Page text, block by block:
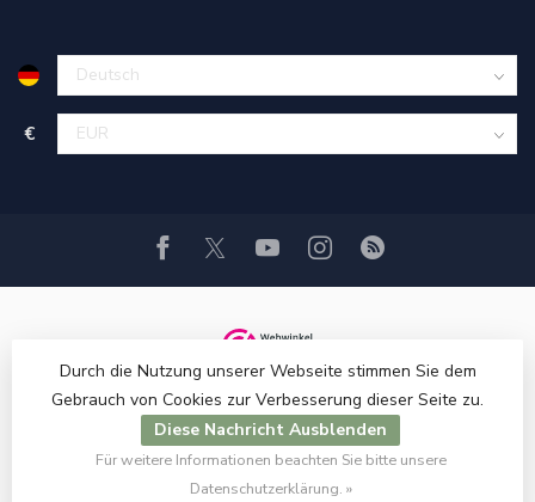
€
© Copyright 2026 Hi-Stands Webshop!
Durch die Nutzung unserer Webseite stimmen Sie dem
Gebrauch von Cookies zur Verbesserung dieser Seite zu.
Diese Nachricht Ausblenden
Für weitere Informationen beachten Sie bitte unsere
Datenschutzerklärung. »